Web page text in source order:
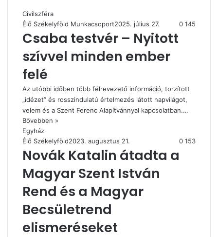
Civilszféra
Élő Székelyföld Munkacsoport2025. július 27. 0 145
Csaba testvér – Nyitott
szívvel minden ember
felé
Az utóbbi időben több félrevezető információ, torzított
„idézet” és rosszindulatú értelmezés látott napvilágot,
velem és a Szent Ferenc Alapítvánnyal kapcsolatban.…
Bővebben »
Egyház
Élő Székelyföld2023. augusztus 21. 0 153
Novák Katalin átadta a
Magyar Szent István
Rend és a Magyar
Becsületrend
elismeréseket